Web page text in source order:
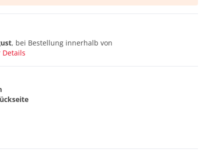
, bei Bestellung innerhalb von
Details